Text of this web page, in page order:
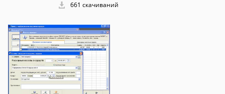
661 скачиваний